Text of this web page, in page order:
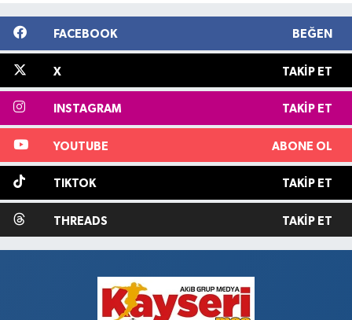
FACEBOOK BEĞEN
X TAKIP ET
INSTAGRAM TAKIP ET
YOUTUBE ABONE OL
TIKTOK TAKIP ET
THREADS TAKIP ET